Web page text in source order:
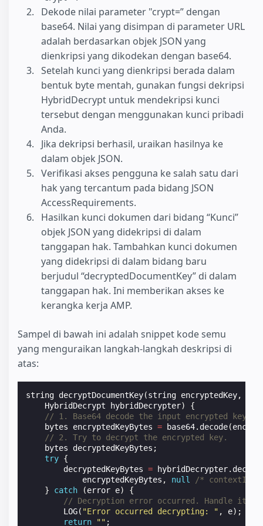
Dekode nilai parameter "crypt=” dengan
base64. Nilai yang disimpan di parameter URL
adalah berdasarkan objek JSON yang
dienkripsi yang dikodekan dengan base64.
Setelah kunci yang dienkripsi berada dalam
bentuk byte mentah, gunakan fungsi dekripsi
HybridDecrypt untuk mendekripsi kunci
tersebut dengan menggunakan kunci pribadi
Anda.
Jika dekripsi berhasil, uraikan hasilnya ke
dalam objek JSON.
Verifikasi akses pengguna ke salah satu dari
hak yang tercantum pada bidang JSON
AccessRequirements.
Hasilkan kunci dokumen dari bidang “Kunci”
objek JSON yang didekripsi di dalam
tanggapan hak. Tambahkan kunci dokumen
yang didekripsi di dalam bidang baru
berjudul “decryptedDocumentKey” di dalam
tanggapan hak. Ini memberikan akses ke
kerangka kerja AMP.
Sampel di bawah ini adalah snippet kode semu
yang menguraikan langkah-langkah deskripsi di
atas:
string decryptDocumentKey(string encryptedKey,
HybridDecrypt
hybridDecrypter)
{
// 1. Base64 decode the input encrypted key.
bytes
encryptedKeyBytes = base64. decode(
// 2. Try to decrypt the encrypted key.
bytes
decryptedKeyBytes ;
try {
decryptedKeyBytes = hybridDecrypter.
encryptedKeyBytes , null
/*
}
catch (error e)
{
// Decryption error occurred. Handle it
LOG( "Error occurred decrypting: " , e);
return
"" ;